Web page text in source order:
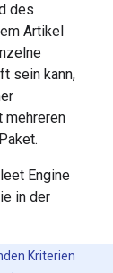
des
Artikel
sein kann,
mehreren
Engine
in der
Kriterien